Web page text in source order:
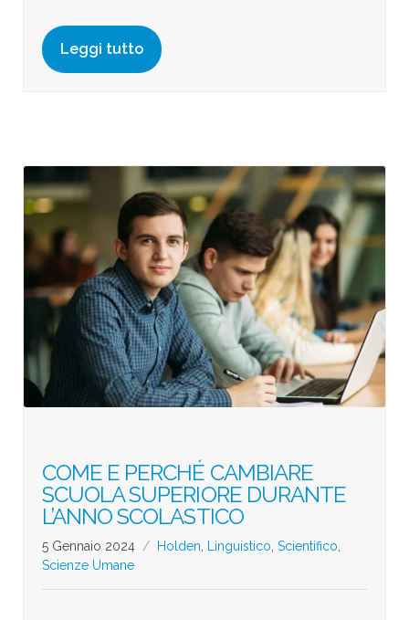
Leggi tutto
COME E PERCHÉ CAMBIARE
SCUOLA SUPERIORE DURANTE
L’ANNO SCOLASTICO
5 Gennaio 2024 Holden Linguistico Scientifico
Scienze Umane